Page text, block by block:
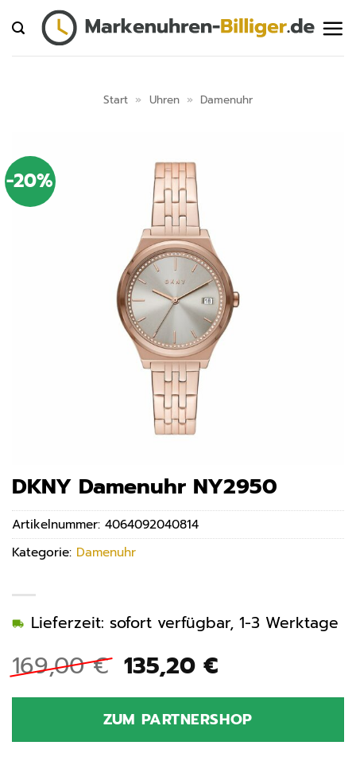
Inhalt
springen
Start » Uhren » Damenuhr
-20%
DKNY Damenuhr NY2950
169,00€ Ursprünglicher
Preis
war:
169,00 €
135,20 €Aktueller
ist:
135,20 €.
Lieferzeit: sofort verfügbar, 1-3 Werktage
ZUM PARTNERSHOP
Artikelnummer: 4064092040814
Kategorie: Damenuhr